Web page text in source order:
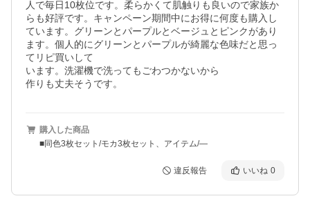
人で毎日10枚位です。柔らかくて肌触りも良いので家族か
らも好評です。キャンペーン期間中にお得に何度も購入し
ています。グリーンとパープルとベージュとピンクがあり
ます。個人的にグリーンとパープルが綺麗な色味だと思っ
てリピ買いして
います。洗濯機で洗ってもごわつかないから
作りも丈夫そうです。
購入した商品
■同色3枚セット/モカ3枚セット、アイテム/―
違反報告 いいね 0